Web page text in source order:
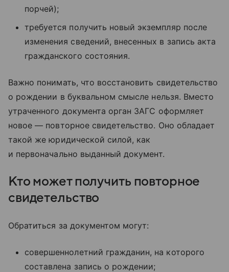
порчей);
требуется получить новый экземпляр после
изменения сведений, внесенных в запись акта
гражданского состояния.
Важно понимать, что восстановить свидетельство
о рождении в буквальном смысле нельзя. Вместо
утраченного документа орган ЗАГС оформляет
новое — повторное свидетельство. Оно обладает
такой же юридической силой, как
и первоначально выданный документ.
Кто может получить повторное
свидетельство
Обратиться за документом могут:
совершеннолетний гражданин, на которого
составлена запись о рождении;